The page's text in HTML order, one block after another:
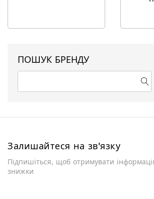
ПОШУК БРЕНДУ
Залишайтеся на зв'язку
Підпишіться, щоб отримувати
знижки